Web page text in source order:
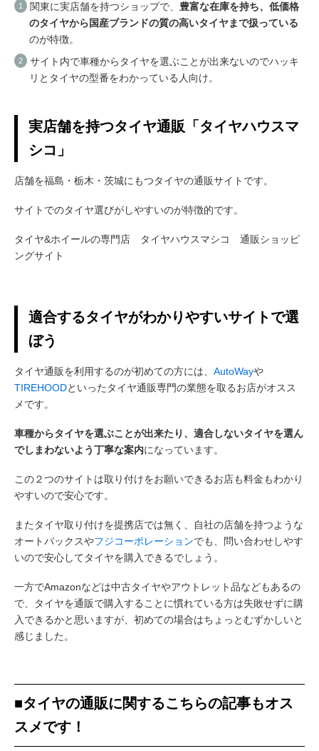
関東に実店舗を持つショップで、 豊富な在庫を持ち、低価格
のタイヤから国産ブランドの質の高いタイヤまで扱っている
のが特徴。
サイト内で車種からタイヤを選ぶことが出来ないのでハッキ
リとタイヤの型番をわかっている人向け。
実店舗を持つタイヤ通販「タイヤハウスマ
シコ」
店舗を福島・栃木・茨城にもつタイヤの通販サイトです。
サイトでのタイヤ選びがしやすいのが特徴的です。
タイヤ&ホイールの専門店 タイヤハウスマシコ 通販ショッピ
ングサイト
適合するタイヤがわかりやすいサイトで選
ぼう
タイヤ通販を利用するのが初めての方には、 AutoWayや
TIREHOODといったタイヤ通販専門の業態を取るお店がオスス
メです。
車種からタイヤを選ぶことが出来たり、適合しないタイヤを選ん
でしまわないよう丁寧な案内になっています。
この２つのサイトは取り付けをお願いできるお店も料金もわかり
やすいので安心です。
またタイヤ取り付けを提携店では無く、自社の店舗を持つような
オートバックスやフジコーポレーションでも、問い合わせしやす
いので安心してタイヤを購入できるでしょう。
一方でAmazonなどは中古タイヤやアウトレット品などもあるの
で、タイヤを通販で購入することに慣れている方は失敗せずに購
入できるかと思いますが、初めての場合はちょっとむずかしいと
感じました。
■タイヤの通販に関するこちらの記事もオス
スメです！